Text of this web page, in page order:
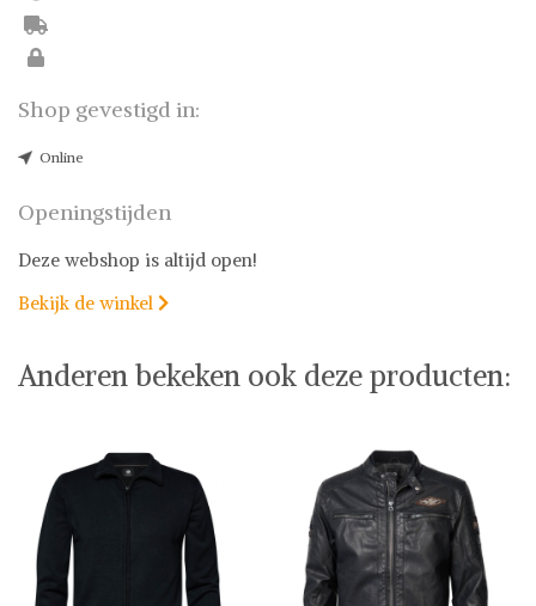
Shop gevestigd in:
Online
Openingstijden
Deze webshop is altijd open!
Bekijk de winkel 
Anderen bekeken ook deze producten: